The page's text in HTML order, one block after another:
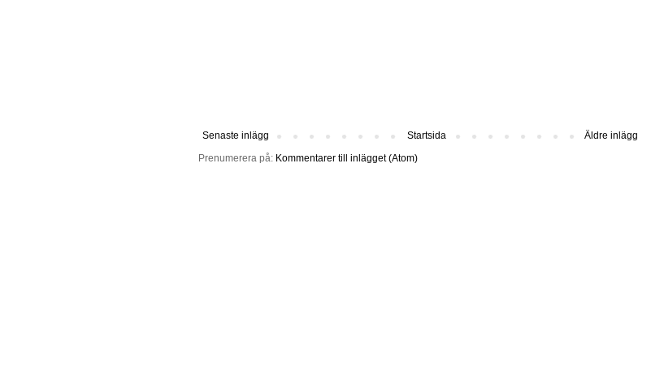
Senaste inlägg Äldre inlägg
Startsida
Prenumerera på: Kommentarer till inlägget (Atom)